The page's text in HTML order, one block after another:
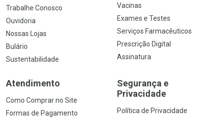
Trabalhe Conosco
Ouvidoria
Nossas Lojas
Bulário
Sustentabilidade
Vacinas
Exames e Testes
Serviços Farmacêuticos
Prescrição Digital
Assinatura
Atendimento
Como Comprar no Site
Formas de Pagamento
Segurança e
Privacidade
Política de Privacidade